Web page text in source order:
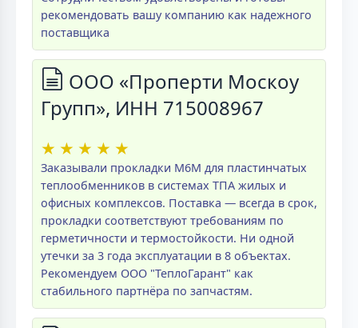
рекомендовать вашу компанию как надежного
поставщика
ООО «Проперти Москоу
Групп», ИНН 715008967
★ ★ ★ ★ ★
Заказывали прокладки M6M для пластинчатых
теплообменников в системах ТПА жилых и
офисных комплексов. Поставка — всегда в срок,
прокладки соответствуют требованиям по
герметичности и термостойкости. Ни одной
утечки за 3 года эксплуатации в 8 объектах.
Рекомендуем ООО "ТеплоГарант" как
стабильного партнёра по запчастям.